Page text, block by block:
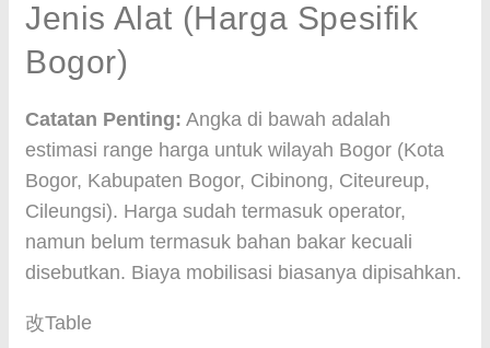
Jenis Alat (Harga Spesifik
Bogor)
Catatan Penting: Angka di bawah adalah
estimasi range harga untuk wilayah Bogor (Kota
Bogor, Kabupaten Bogor, Cibinong, Citeureup,
Cileungsi). Harga sudah termasuk operator,
namun belum termasuk bahan bakar kecuali
disebutkan. Biaya mobilisasi biasanya dipisahkan.
改Table